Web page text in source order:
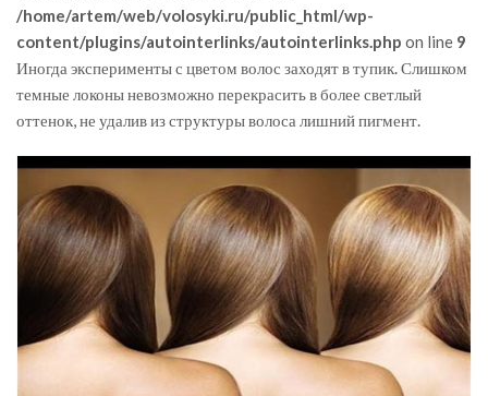
/home/artem/web/volosyki.ru/public_html/wp-
content/plugins/autointerlinks/autointerlinks.php on line 9
Иногда эксперименты с цветом волос заходят в тупик. Слишком
темные локоны невозможно перекрасить в более светлый
оттенок, не удалив из структуры волоса лишний пигмент.